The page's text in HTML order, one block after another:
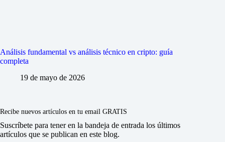
Análisis fundamental vs análisis técnico en cripto: guía
completa
19 de mayo de 2026
Recibe nuevos artículos en tu email GRATIS
Suscríbete para tener en la bandeja de entrada los últimos
artículos que se publican en este blog.